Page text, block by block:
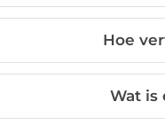
Hoe
Wat is